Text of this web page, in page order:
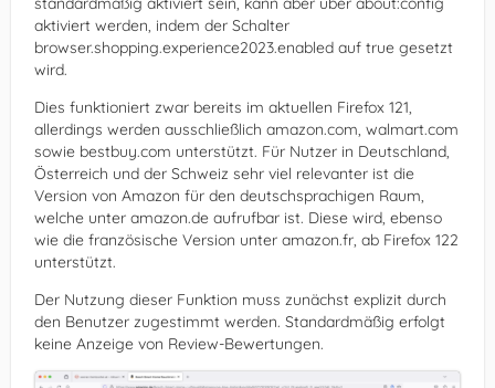
aktiviert werden, indem der Schalter
browser.shopping.experience2023.enabled auf true gesetzt
wird.
Dies funktioniert zwar bereits im aktuellen Firefox 121,
allerdings werden ausschließlich amazon.com, walmart.com
sowie bestbuy.com unterstützt. Für Nutzer in Deutschland,
Österreich und der Schweiz sehr viel relevanter ist die
Version von Amazon für den deutschsprachigen Raum,
welche unter amazon.de aufrufbar ist. Diese wird, ebenso
wie die französische Version unter amazon.fr, ab Firefox 122
unterstützt.
Der Nutzung dieser Funktion muss zunächst explizit durch
den Benutzer zugestimmt werden. Standardmäßig erfolgt
keine Anzeige von Review-Bewertungen.